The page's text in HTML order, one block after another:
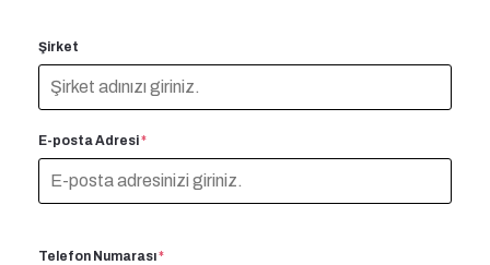
Şirket
E-posta Adresi*
Telefon Numarası*